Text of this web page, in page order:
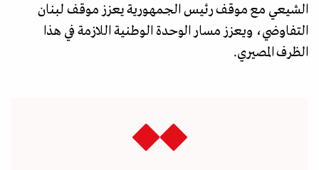
الشيعي مع موقف رئيس الجمهورية يعزز موقف لبنان
التفاوضي، ويعزز مسار الوحدة الوطنية اللازمة في هذا
الظرف المصيري.